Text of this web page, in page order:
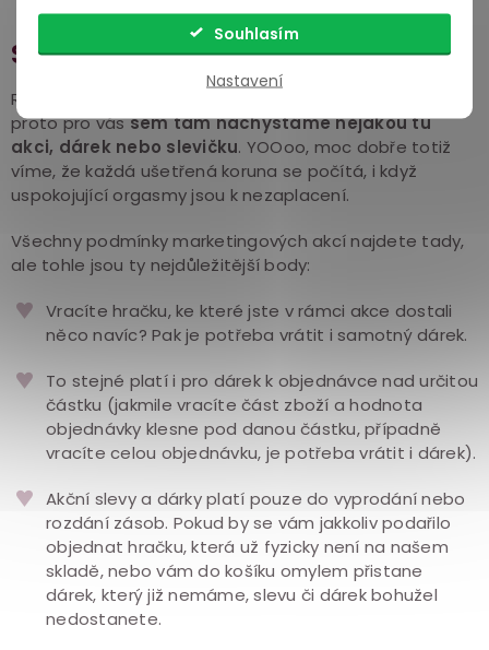
Nastavení
Souhlasím
Slevové akce a dárky zdarma
Rádi rozdáváme radost a kouzlíme úsměvy na tváři,
proto pro vássem tam nachystáme nějakou tu
akci, dárek nebo slevičku. YOOoo, moc dobře totiž
víme, že každá ušetřená koruna se počítá, i když
uspokojující orgasmy jsou k nezaplacení.
Všechny podmínky marketingových akcí najdete tady,
ale tohle jsou ty nejdůležitější body:
Vracíte hračku, ke které jste v rámci akce dostali
něco navíc? Pak je potřeba vrátit i samotný dárek.
To stejné platí i pro dárek k objednávce nad určitou
částku (jakmile vracíte část zboží a hodnota
objednávky klesne pod danou částku, případně
vracíte celou objednávku, je potřeba vrátit i dárek).
Akční slevy a dárky platí pouze do vyprodání nebo
rozdání zásob. Pokud by se vám jakkoliv podařilo
objednat hračku, která už fyzicky není na našem
skladě, nebo vám do košíku omylem přistane
dárek, který již nemáme, slevu či dárek bohužel
nedostanete.